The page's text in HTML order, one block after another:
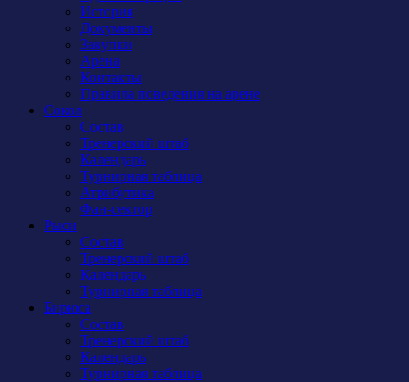
История
Документы
Закупки
Арена
Контакты
Правила поведения на арене
Сокол
Состав
Тренерский штаб
Календарь
Турнирная таблица
Атрибутика
Фан-сектор
Рыси
Состав
Тренерский штаб
Календарь
Турнирная таблица
Бирюса
Состав
Тренерский штаб
Календарь
Турнирная таблица